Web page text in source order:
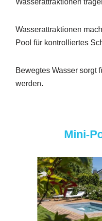
Wasserattraktionen
Pool für kontrolliertes
Bewegtes Wasser sorgt
werden.
Mini-